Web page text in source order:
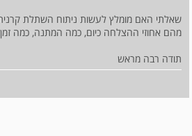
שאלתי האם מומלץ לעשות ניתוח השתלת
מהם אחוזי ההצלחה כיום, כמה המתנה, כמה
תודה רבה מראש